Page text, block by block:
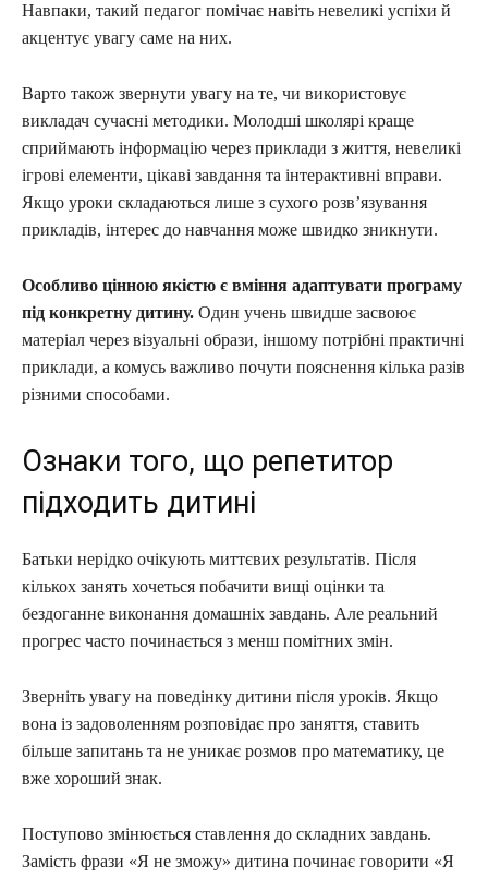
Навпаки, такий педагог помічає навіть невеликі успіхи й
акцентує увагу саме на них.
Варто також звернути увагу на те, чи використовує
викладач сучасні методики. Молодші школярі краще
сприймають інформацію через приклади з життя, невеликі
ігрові елементи, цікаві завдання та інтерактивні вправи.
Якщо уроки складаються лише з сухого розв’язування
прикладів, інтерес до навчання може швидко зникнути.
Особливо цінною якістю є вміння адаптувати програму
під конкретну дитину. Один учень швидше засвоює
матеріал через візуальні образи, іншому потрібні практичні
приклади, а комусь важливо почути пояснення кілька разів
різними способами.
Ознаки того, що репетитор
підходить дитині
Батьки нерідко очікують миттєвих результатів. Після
кількох занять хочеться побачити вищі оцінки та
бездоганне виконання домашніх завдань. Але реальний
прогрес часто починається з менш помітних змін.
Зверніть увагу на поведінку дитини після уроків. Якщо
вона із задоволенням розповідає про заняття, ставить
більше запитань та не уникає розмов про математику, це
вже хороший знак.
Поступово змінюється ставлення до складних завдань.
Замість фрази «Я не зможу» дитина починає говорити «Я